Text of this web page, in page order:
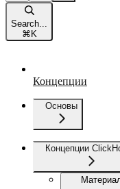
Search...
⌘ K
Концепции
Основы
Концепции